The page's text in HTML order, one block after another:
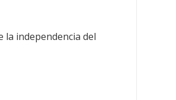
la independencia del